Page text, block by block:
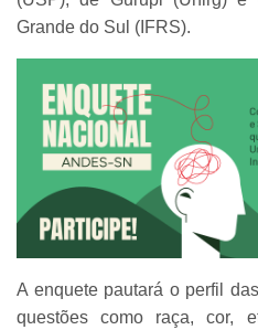
Grande do Sul (IFRS).
A enquete pautará o perfil
questões como raça, cor,